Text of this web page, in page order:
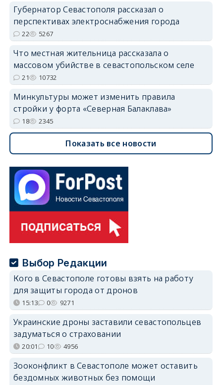
Губернатор Севастополя рассказал о
перспективах электроснабжения города
22 5267
Что местная жительница рассказала о
массовом убийстве в севастопольском селе
21 10732
Минкультуры может изменить правила
стройки у форта «Северная Балаклава»
18 2345
Показать все новости
Выбор Редакции
Кого в Севастополе готовы взять на работу
для защиты города от дронов
15:13 0 9271
Украинские дроны заставили севастопольцев
задуматься о страховании
20:01 10 4956
Зооконфликт в Севастополе может оставить
бездомных животных без помощи